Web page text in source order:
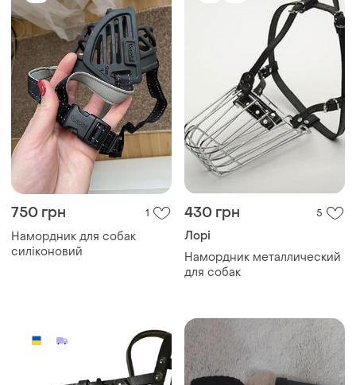
750 грн 1
Намордник для собак
силіконовий
430 грн 5
Лорі
Намордник металлический
для собак